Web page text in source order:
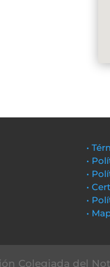
•
•
•
•
•
•
Colegiada del